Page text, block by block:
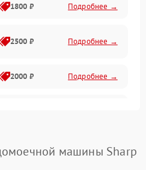
1800 ₽ Подробнее →
2500 ₽ Подробнее →
2000 ₽ Подробнее →
1800 ₽ Подробнее →
машины Sharp